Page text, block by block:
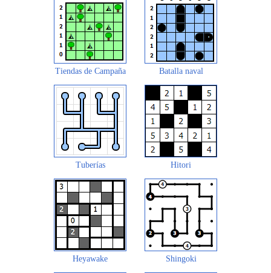
Tiendas de Campaña Batalla naval
Tuberías Hitori
Heyawake Shingoki